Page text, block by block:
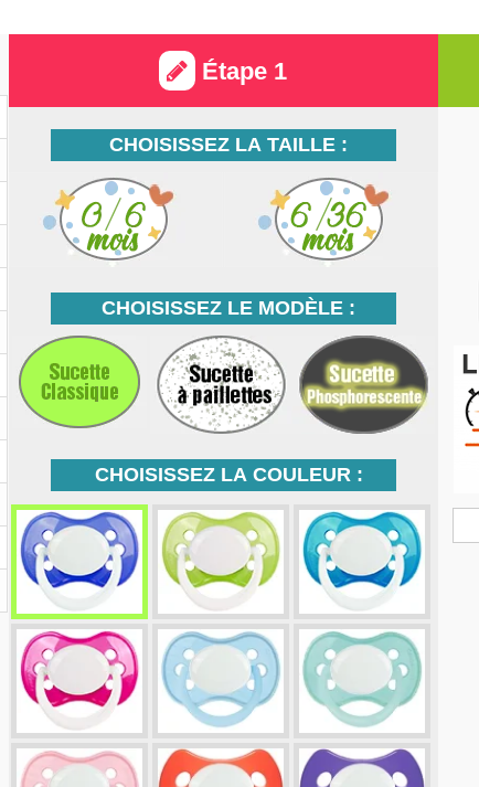
Étape 1
CHOISISSEZ LA TAILLE :
CHOISISSEZ LE MODÈLE :
CHOISISSEZ LA COULEUR :